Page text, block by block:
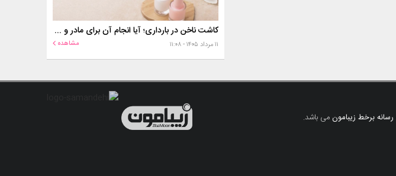
کاشت ناخن در بارداری؛ آیا انجام آن برای مادر و جنین خطر دارد؟
۱۱ مرداد ۱۴۰۵ - ۱۱:۰۸ مشاهده
رسانه برخط زیبامونمی باشد.